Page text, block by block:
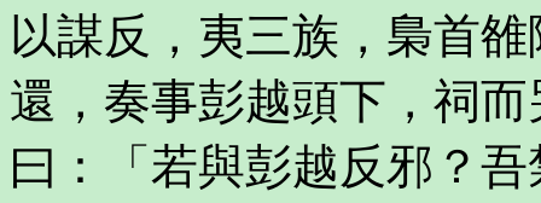
以謀反，夷三族，梟首
還，奏事彭越頭下，祠
曰：「若與彭越反邪？